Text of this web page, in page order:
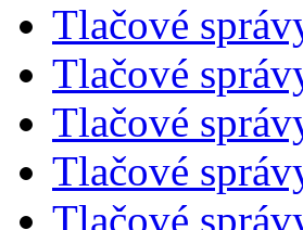
Tlačové
Tlačové
Tlačové
Tlačové
Tlačové